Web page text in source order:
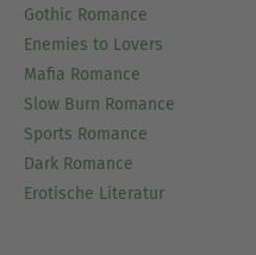
Gothic Romance
Enemies to Lovers
Mafia Romance
Slow Burn Romance
Sports Romance
Dark Romance
Erotische Literatur